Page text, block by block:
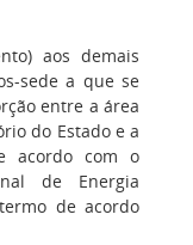
aos demais
sede a que se
entre a área
do Estado e a
acordo com o
de Energia
de acordo